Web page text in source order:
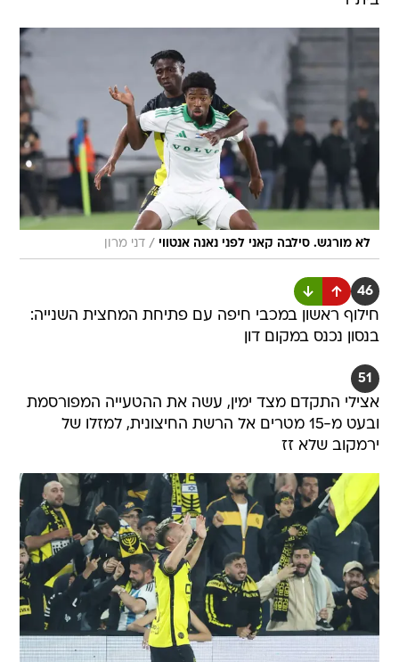
לא מורגש. סילבה קאני לפני נאנה אנטווי / דני מרון
46
חילוף ראשון במכבי חיפה עם פתיחת המחצית השנייה:
בנסון נכנס במקום דון
51
אצילי התקדם מצד ימין, עשה את ההטעייה המפורסמת
ובעט מ-15 מטרים אל הרשת החיצונית, למזלו של
ירמקוב שלא זז